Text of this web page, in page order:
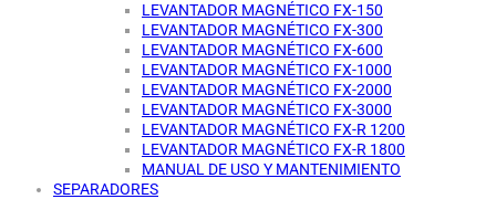
LEVANTADOR MAGNÉTICO FX-150
LEVANTADOR MAGNÉTICO FX-300
LEVANTADOR MAGNÉTICO FX-600
LEVANTADOR MAGNÉTICO FX-1000
LEVANTADOR MAGNÉTICO FX-2000
LEVANTADOR MAGNÉTICO FX-3000
LEVANTADOR MAGNÉTICO FX-R 1200
LEVANTADOR MAGNÉTICO FX-R 1800
MANUAL DE USO Y MANTENIMIENTO
SEPARADORES